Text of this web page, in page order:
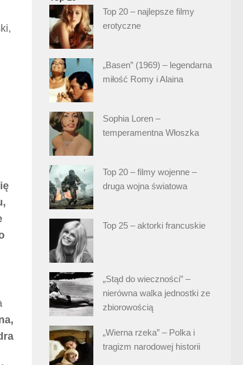
Top 20 – najlepsze filmy
erotyczne
„Basen” (1969) – legendarna
miłość Romy i Alaina
Sophia Loren –
temperamentna Włoszka
Top 20 – filmy wojenne –
druga wojna światowa
Top 25 – aktorki francuskie
„Stąd do wieczności” –
nierówna walka jednostki ze
zbiorowością
„Wierna rzeka” – Polka i
tragizm narodowej historii